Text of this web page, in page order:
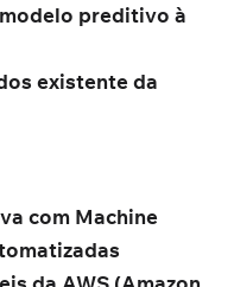
preditivo à
existente da
com Machine